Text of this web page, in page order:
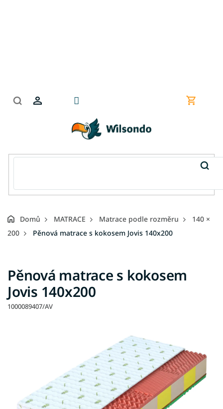
Nákupní
Domů MATRACE Matrace podle rozměru
140 ×
200
Pěnová matrace s kokosem Jovis 140x200
Pěnová matrace s kokosem
Jovis 140x200
1000089407/AV